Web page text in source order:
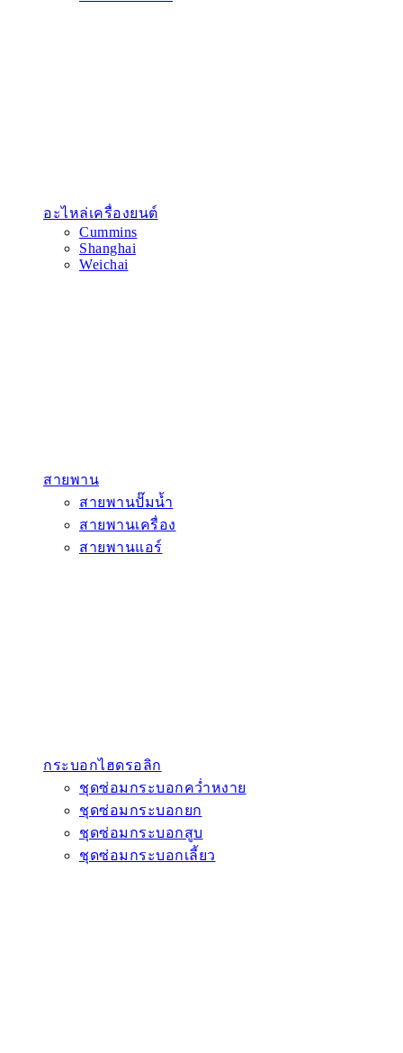
อะไหล่เครื่องยนต์
Cummins
Shanghai
Weichai
สายพาน
สายพานปั๊มน้ำ
สายพานเครื่อง
สายพานแอร์
กระบอกไฮดรอลิก
ชุดซ่อมกระบอกคว่ำหงาย
ชุดซ่อมกระบอกยก
ชุดซ่อมกระบอกสูบ
ชุดซ่อมกระบอกเลี้ยว